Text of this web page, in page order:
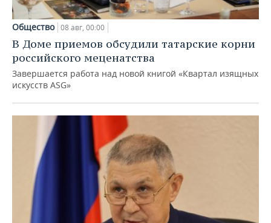
Общество 08 авг, 00:00
В Доме приемов обсудили татарские корни
российского меценатства
Завершается работа над новой книгой «Квартал изящных
искусств ASG»